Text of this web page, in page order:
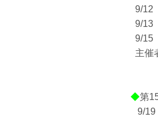
9/12
9/13
9/15
主催
◆第
9/19